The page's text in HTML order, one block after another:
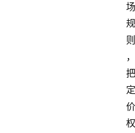
场
规
则
，
把
定
价
权